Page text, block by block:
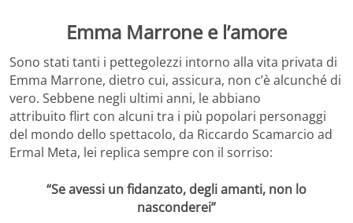
Emma Marrone e l’amore
Sono stati tanti i pettegolezzi intorno alla vita privata di
Emma Marrone, dietro cui, assicura, non c’è alcunché di
vero. Sebbene negli ultimi anni, le abbiano
attribuito flirt con alcuni tra i più popolari personaggi
del mondo dello spettacolo, da Riccardo Scamarcio ad
Ermal Meta, lei replica sempre con il sorriso:
“Se avessi un fidanzato, degli amanti, non lo
nasconderei”